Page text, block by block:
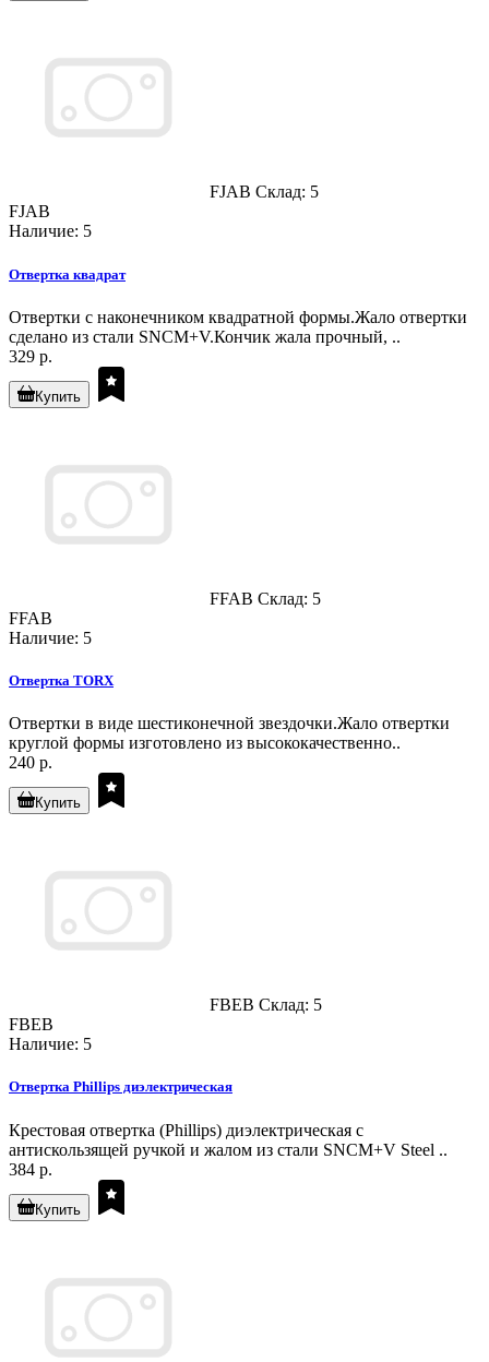
FJAB Склад: 5
FJAB
Наличие: 5
Отвертка квадрат
Отвертки с наконечником квадратной формы.Жало отвертки
сделано из стали SNCM+V.Кончик жала прочный, ..
329 р.
Купить
FFAB Склад: 5
FFAB
Наличие: 5
Отвертка TORX
Отвертки в виде шестиконечной звездочки.Жало отвертки
круглой формы изготовлено из высококачественно..
240 р.
Купить
FBEB Склад: 5
FBEB
Наличие: 5
Отвертка Phillips диэлектрическая
Крестовая отвертка (Phillips) диэлектрическая с
антискользящей ручкой и жалом из стали SNCM+V Steel ..
384 р.
Купить